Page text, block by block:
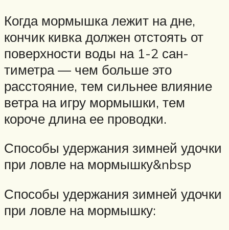
Когда мормышка лежит на дне,
кончик кивка должен от­стоять от
поверхности воды на 1-2 сан­
тиметра — чем больше это
расстояние, тем сильнее влияние
ветра на игру мор­мышки, тем
короче длина ее проводки.
Спосо­бы удержания зимней удочки
при ловле на мормышку&nbsp
Спосо­бы удержания зимней удочки
при ловле на мормышку: